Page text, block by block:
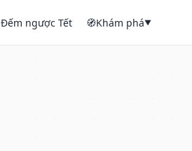
Đếm ngược Tết 🧭Khám phá▼